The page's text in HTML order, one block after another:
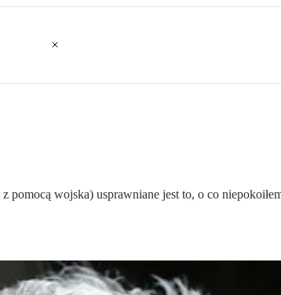
wojska) usprawniane jest to, o co